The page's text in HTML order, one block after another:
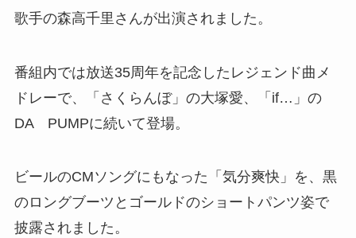
歌手の森高千里さんが出演されました。
番組内では放送35周年を記念したレジェンド曲メ
ドレーで、「さくらんぼ」の大塚愛、「if…」の
DA PUMPに続いて登場。
ビールのCMソングにもなった「気分爽快」を、黒
のロングブーツとゴールドのショートパンツ姿で
披露されました。